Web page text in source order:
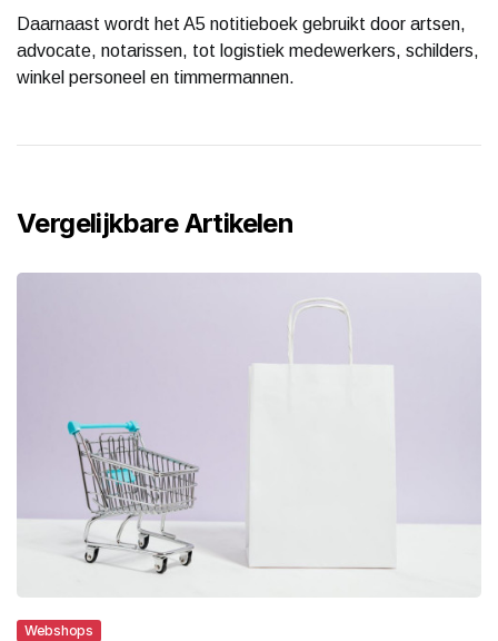
Daarnaast wordt het A5 notitieboek gebruikt door artsen,
advocate, notarissen, tot logistiek medewerkers, schilders,
winkel personeel en timmermannen.
Vergelijkbare Artikelen
Webshops